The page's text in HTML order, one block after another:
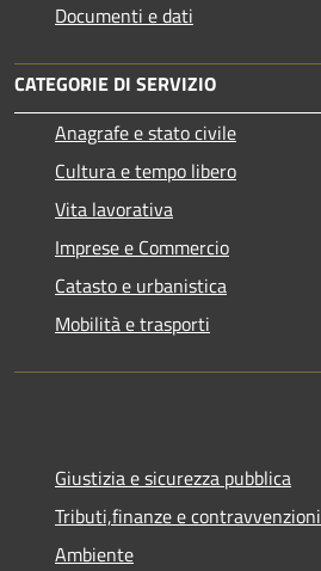
Documenti e dati
CATEGORIE DI SERVIZIO
Anagrafe e stato civile
Cultura e tempo libero
Vita lavorativa
Imprese e Commercio
Catasto e urbanistica
Mobilità e trasporti
Giustizia e sicurezza pubblica
Tributi,finanze e contravvenzioni
Ambiente